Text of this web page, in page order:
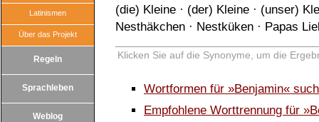
Latinismen
Über das Projekt
Regeln
Sprachleben
Weblog
(die) Kleine · (der) Kleine · (unser)
Nesthäkchen · Nestküken · Papas
Klicken Sie auf die Synonyme, um die
Wortformen für »Benjamin«
Empfohlene Worttrennung für